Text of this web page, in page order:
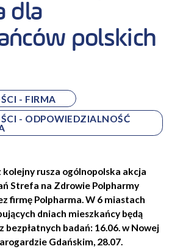
dla
polskich
- FIRMA
- ODPOWIEDZIALNOŚĆ
kolejny rusza ogólnopolska akcja
Strefa na Zdrowie Polpharmy
firmę Polpharma. W 6 miastach
dniach mieszkańcy będą
bezpłatnych badań: 16.06. w Nowej
Gdańskim, 28.07.